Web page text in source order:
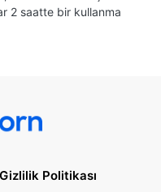
2 saatte bir kullanma
Gizlilik Politikası